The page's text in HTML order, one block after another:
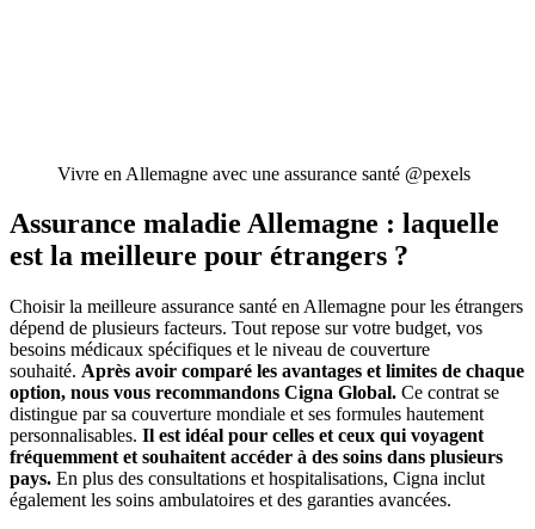
Vivre en Allemagne avec une assurance santé @pexels
Assurance maladie Allemagne : laquelle
est la meilleure pour étrangers ?
Choisir la meilleure assurance santé en Allemagne pour les étrangers
dépend de plusieurs facteurs. Tout repose sur votre budget, vos
besoins médicaux spécifiques et le niveau de couverture
souhaité. Après avoir comparé les avantages et limites de chaque
option, nous vous recommandons Cigna Global. Ce contrat se
distingue par sa couverture mondiale et ses formules hautement
personnalisables. Il est idéal pour celles et ceux qui voyagent
fréquemment et souhaitent accéder à des soins dans plusieurs
pays. En plus des consultations et hospitalisations, Cigna inclut
également les soins ambulatoires et des garanties avancées.